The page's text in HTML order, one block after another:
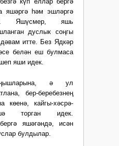
яшәргә һәм эшләргә
Яшүсмер, яшь
дуслык соңгы
итте. Без Ядкәр
белән еш булмаса
яши идек.
ә ул
бер-беребезнең
көенә, кайгы-хәсрә­
торган идек.
яшә­гәндә, исән
булдылар.